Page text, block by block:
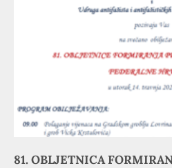
81. OBLJETNICA